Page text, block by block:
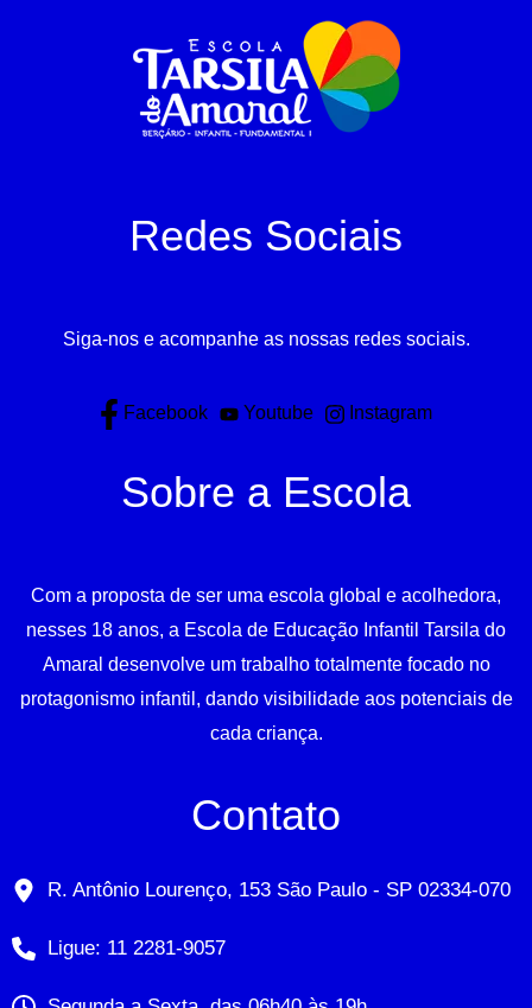
Redes Sociais
Siga-nos e acompanhe as nossas redes sociais.
Facebook Youtube Instagram
Sobre a Escola
Com a proposta de ser uma escola global e acolhedora,
nesses 18 anos, a Escola de Educação Infantil Tarsila do
Amaral desenvolve um trabalho totalmente focado no
protagonismo infantil, dando visibilidade aos potenciais de
cada criança.
Contato
R. Antônio Lourenço, 153 São Paulo - SP 02334-070
Ligue: 11 2281-9057